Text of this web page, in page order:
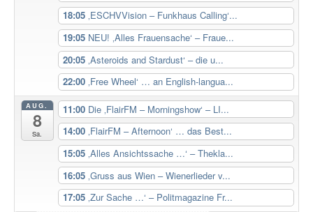
18:05 ‚ESCHVVision – Funkhaus Calling‘...
19:05 NEU! ‚Alles Frauensache‘ – Fraue...
20:05 ‚Asteroids and Stardust‘ – die u...
22:00 ‚Free Wheel‘ … an English-langua...
AUG.
8
Sa.
11:00 Die ‚FlairFM – Morningshow‘ – LI...
14:00 ‚FlairFM – Afternoon‘ … das Best...
15:05 ‚Alles Ansichtssache …‘ – Thekla...
16:05 ‚Gruss aus Wien – Wienerlieder v...
17:05 ‚Zur Sache …‘ – Politmagazine Fr...